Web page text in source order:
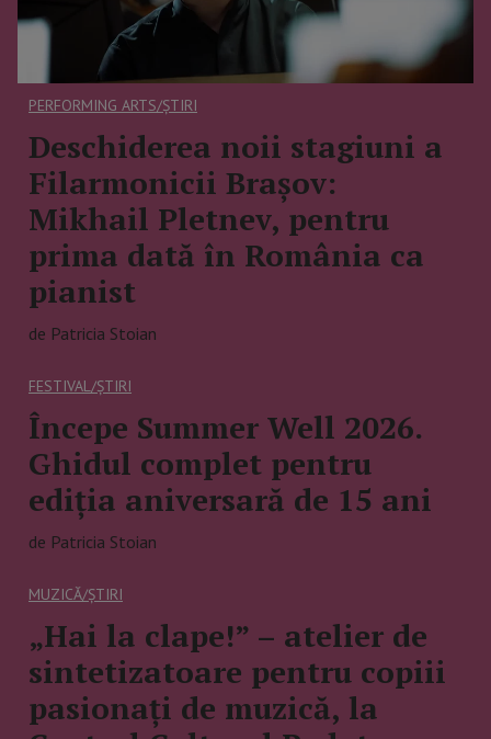
PERFORMING ARTS/ȘTIRI
Deschiderea noii stagiuni a
Filarmonicii Brașov:
Mikhail Pletnev, pentru
prima dată în România ca
pianist
de Patricia Stoian
FESTIVAL/ȘTIRI
Începe Summer Well 2026.
Ghidul complet pentru
ediția aniversară de 15 ani
de Patricia Stoian
MUZICĂ/ȘTIRI
„Hai la clape!” – atelier de
sintetizatoare pentru copiii
pasionați de muzică, la